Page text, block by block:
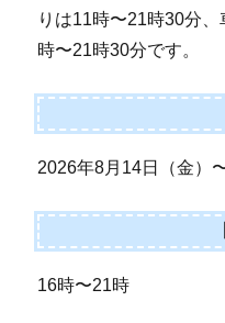
りは11時〜21時30分
時〜21時30分です。
2026年8月14日（金）
16時〜21時